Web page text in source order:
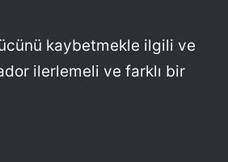
kaybetmekle ilgili ve
ilerlemeli ve farklı bir